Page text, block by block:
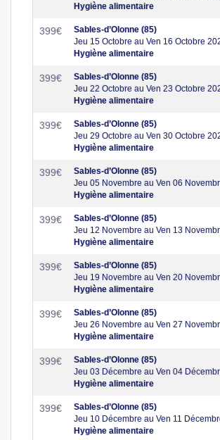
Hygiène alimentaire
399€
Sables-d’Olonne (85)
Jeu 15 Octobre au Ven 16 Octobre
Hygiène alimentaire
399€
Sables-d’Olonne (85)
Jeu 22 Octobre au Ven 23 Octobre
Hygiène alimentaire
399€
Sables-d’Olonne (85)
Jeu 29 Octobre au Ven 30 Octobre
Hygiène alimentaire
399€
Sables-d’Olonne (85)
Jeu 05 Novembre au Ven 06
Hygiène alimentaire
399€
Sables-d’Olonne (85)
Jeu 12 Novembre au Ven 13
Hygiène alimentaire
399€
Sables-d’Olonne (85)
Jeu 19 Novembre au Ven 20
Hygiène alimentaire
399€
Sables-d’Olonne (85)
Jeu 26 Novembre au Ven 27
Hygiène alimentaire
399€
Sables-d’Olonne (85)
Jeu 03 Décembre au Ven 04
Hygiène alimentaire
399€
Sables-d’Olonne (85)
Jeu 10 Décembre au Ven 11
Hygiène alimentaire